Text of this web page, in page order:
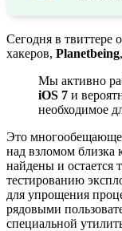
Сегодня в твиттере
хакеров, Planetbeing
Мы активно
iOS 7 и
необходимое
Это
над взломом близка
найдены и остается
тестированию
для упрощения
рядовыми
специальной